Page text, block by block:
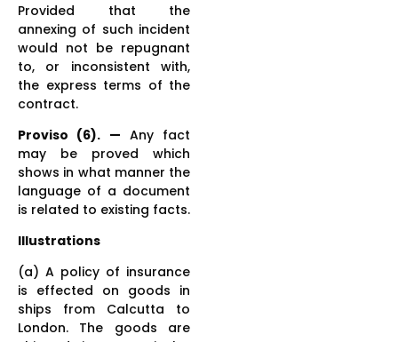
Provided that the
annexing of such incident
would not be repugnant
to, or inconsistent with,
the express terms of the
contract.
Proviso (6). — Any fact
may be proved which
shows in what manner the
language of a document
is related to existing facts.
Illustrations
(a) A policy of insurance
is effected on goods in
ships from Calcutta to
London. The goods are